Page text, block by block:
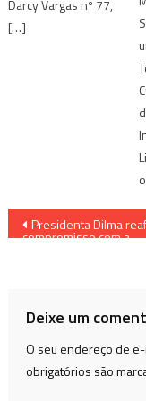
Darcy Vargas nº 77,
[…]
Navegação
Presidenta Dilma
compromisso com a
Deixe um
O seu endereço de
obrigatórios são